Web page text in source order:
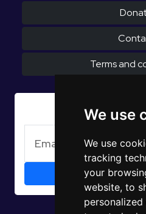
We use
We use
tracking
your
website, to
Terms and
Subscribe to